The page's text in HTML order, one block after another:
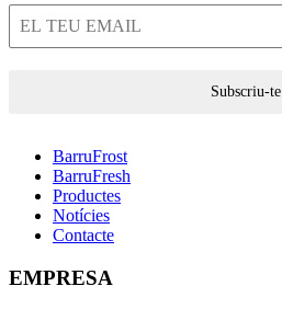
Subscriu-te
BarruFrost
BarruFresh
Productes
Notícies
Contacte
EMPRESA